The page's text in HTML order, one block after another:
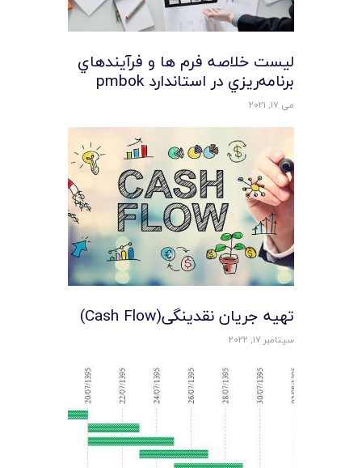
ليست خلاصه فرم ها و فرآيندهاي
برنامه‌ريزي در استاندارد pmbok
می 17, 2021
تهیه جریان نقدینگی(Cash Flow)
سپتامبر 17, 2022